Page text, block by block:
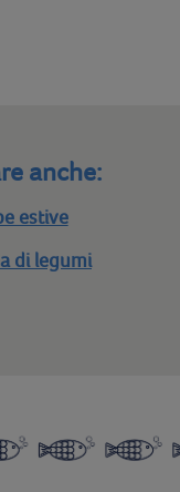
anche:
estive
di legumi